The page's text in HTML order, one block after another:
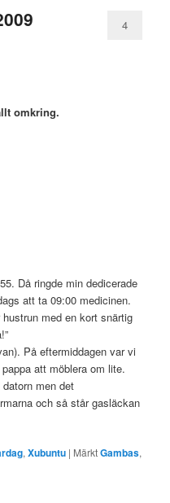
4
omkring.
Då ringde min dedicerade
att ta 09:00 medicinen.
med en kort snärtig
På eftermiddagen var vi
att möblera om lite.
men det
och så står gasläckan
,Xubuntu | MärktGambas,